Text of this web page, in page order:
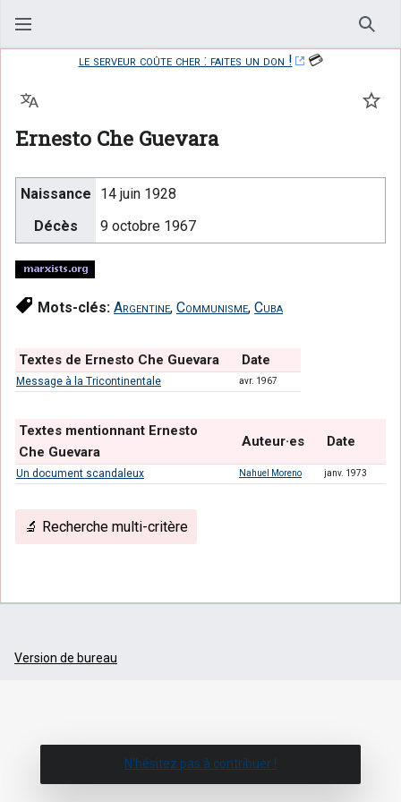
le serveur coûte cher : faites un don !
💳
Ernesto Che Guevara
Langue
Naissance
14 juin 1928
Décès
9 octobre 1967
Mots-clés: Argentine, Communisme, Cuba
Textes de Ernesto Che Guevara Date
Message à la Tricontinentale avr. 1967
Textes mentionnant Ernesto
Che Guevara
Auteur·es Date
Un document scandaleux Nahuel Moreno janv. 1973
🔬 Recherche multi-critère
Version de bureau
N'hésitez pas à contribuer !